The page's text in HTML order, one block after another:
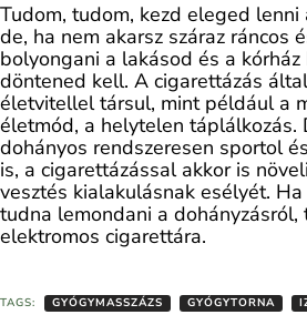
Tudom, tudom, kezd eleged lenni
de, ha nem akarsz száraz ráncos
bolyongani a lakásod és a kórház
döntened kell. A cigarettázás
életvitellel társul, mint például a
életmód, a helytelen táplálkozás.
dohányos rendszeresen sportol
is, a cigarettázással akkor is
vesztés kialakulásnak esélyét.
tudna lemondani a
elektromos cigarettára.
TAGS: GYÓGYMASSZÁZS GYÓGYTORNA